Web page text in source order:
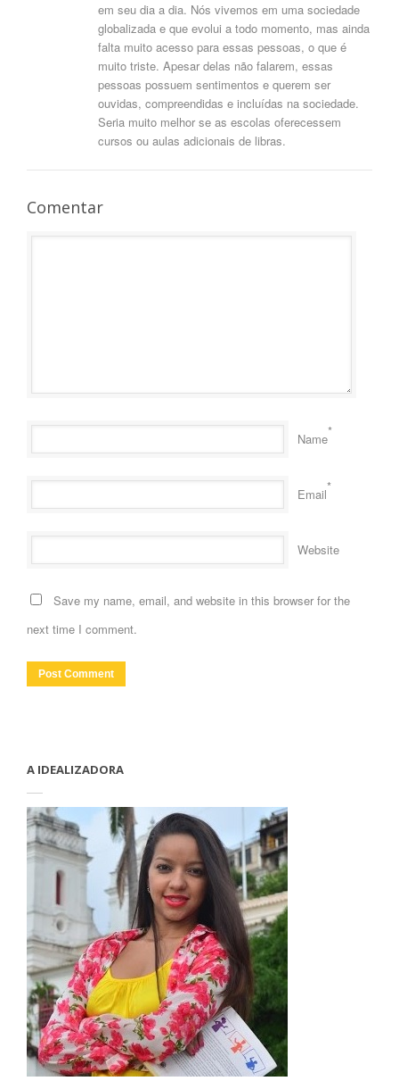
em seu dia a dia. Nós vivemos em uma sociedade
globalizada e que evolui a todo momento, mas ainda
falta muito acesso para essas pessoas, o que é
muito triste. Apesar delas não falarem, essas
pessoas possuem sentimentos e querem ser
ouvidas, compreendidas e incluídas na sociedade.
Seria muito melhor se as escolas oferecessem
cursos ou aulas adicionais de libras.
Comentar
Name*
Email*
Website
Save my name, email, and website in this browser for the
next time I comment.
A IDEALIZADORA